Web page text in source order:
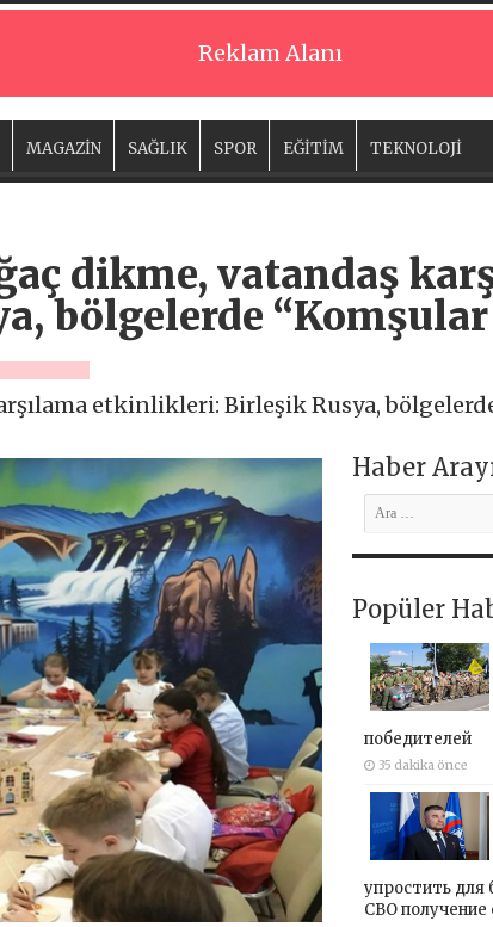
Reklam Alanı
MAGAZİN SAĞLIK SPOR EĞİTİM TEKNOLOJİ
dikme, vatandaş
bölgelerde “Komşular
etkinlikleri: Birleşik Rusya,
Haber
Popüler
победителей
35 dakika önce
упростить для
СВО получение